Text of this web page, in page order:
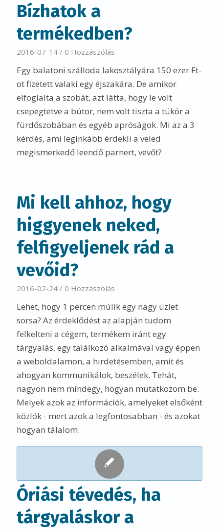
Bízhatok a
termékedben?
2016-07-14 / 0 Hozzászólás
Egy balatoni szálloda lakosztályára 150 ezer Ft-
ot fizetett valaki egy éjszakára. De amikor
elfoglalta a szobát, azt látta, hogy le volt
csepegtetve a bútor, nem volt tiszta a tükör a
fürdőszobában és egyéb apróságok. Mi az a 3
kérdés, ami leginkább érdekli a veled
megismerkedő leendő parnert, vevőt?
Mi kell ahhoz, hogy
higgyenek neked,
felfigyeljenek rád a
vevőid?
2016-02-24 / 0 Hozzászólás
Lehet, hogy 1 percen múlik egy nagy üzlet
sorsa? Az érdeklődést az alapján tudom
felkelteni a cégem, termékem iránt egy
tárgyalás, egy találkozó alkalmával vagy éppen
a weboldalamon, a hirdetésemben, amit és
ahogyan kommunikálok, beszélek. Tehát,
nagyon nem mindegy, hogyan mutatkozom be.
Melyek azok az információk, amelyeket elsőként
közlök - mert azok a legfontosabban - és azokat
hogyan tálalom.
Óriási tévedés, ha
tárgyaláskor a